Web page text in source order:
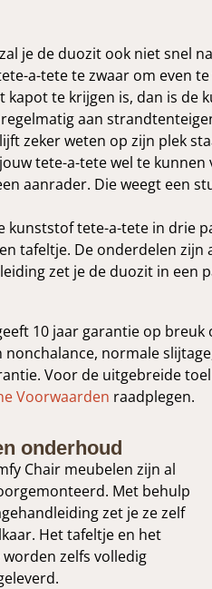
je de duozit ook niet snel
a-tete te zwaar om even
kapot te krijgen is, dan is de
aan
zeker weten op zijn plek
tete-a-tete wel te
aanrader. Die weegt een
kunststof tete-a-tete in drie
tafeltje. De onderdelen
zet je de duozit in een
10 jaar garantie op
nonchalance, normale
Voor de uitgebreide
Voorwaarden raadplegen.
onderhoud
Chair meubelen zijn al
Met behulp
zet je ze zelf
Het tafeltje en het
zelfs volledig